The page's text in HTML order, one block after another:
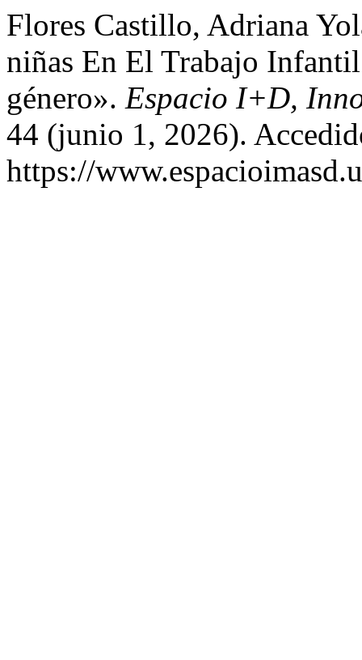
Flores Castillo, Adriana
niñas En El Trabajo
género». Espacio I+D,
44 (junio 1, 2026).
https://